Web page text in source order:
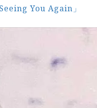
You Again」